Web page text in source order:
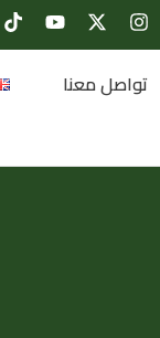
تواصل معنا